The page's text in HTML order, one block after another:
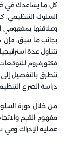
كل ما يساعدك في
السلوك التنظيمي،
وعلاقتها بمفهومي
بجانب ما سبق، فإن
تتناول عدة
فكتورفروم
تتطرق بالتفصيل
دراسة الصراع
من خلال دورة
مفهوم القيم
عملية الإدراك